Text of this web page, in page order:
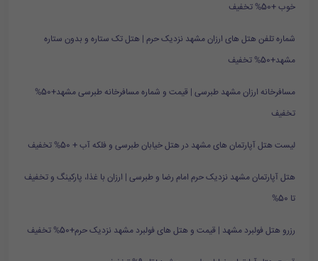
خوب +50% تخفیف
شماره تلفن هتل های ارزان مشهد نزدیک حرم | هتل تک ستاره و بدون ستاره
مشهد+50% تخفیف
مسافرخانه ارزان مشهد طبرسی | قیمت و شماره مسافرخانه طبرسی مشهد+50%
تخفیف
لیست هتل آپارتمان های مشهد در هتل خیابان طبرسی و فلکه آب + 50% تخفیف
هتل آپارتمان مشهد نزدیک حرم امام رضا و طبرسی | ارزان با غذا، پارکینگ و تخفیف
تا 50%
رزرو هتل فولبرد مشهد | قیمت و هتل های فولبرد مشهد نزدیک حرم+50% تخفیف